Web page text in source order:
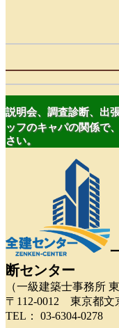
説明会、調査診断、出
ッフのキャパの関係で
さい。
断センター
（一級建築士事務所
〒112-0012 東京都文
TEL： 03-6304-0278